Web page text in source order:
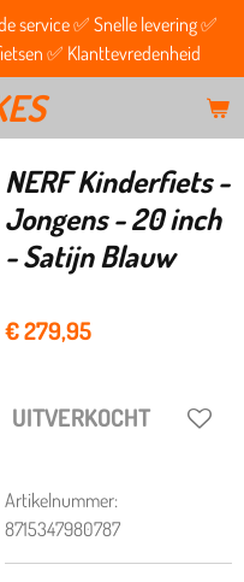
service ✅ Snelle levering ✅
✅ Klanttevredenheid
NERF Kinderfiets -
Jongens - 20 inch
- Satijn Blauw
€ 279,95
UITVERKOCHT
Artikelnummer:
8715347980787